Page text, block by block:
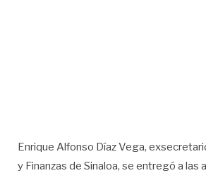
Enrique Alfonso Díaz Vega,
y Finanzas de Sinaloa, se entregó a las